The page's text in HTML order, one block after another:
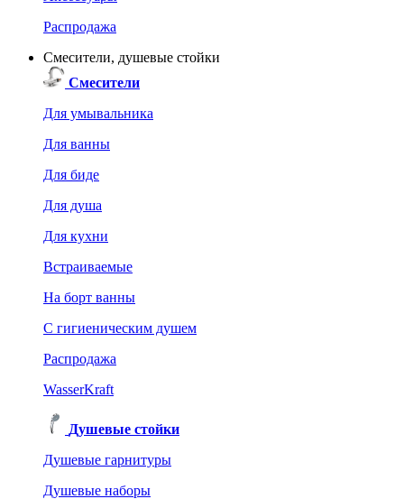
Распродажа
Смесители, душевые стойки
Смесители
Для умывальника
Для ванны
Для биде
Для душа
Для кухни
Встраиваемые
На борт ванны
C гигиеническим душем
Распродажа
WasserKraft
Душевые стойки
Душевые гарнитуры
Душевые наборы